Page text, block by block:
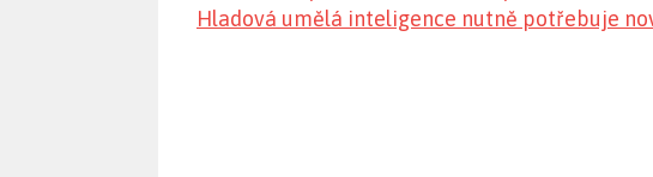
Hladová umělá inteligence nutně potřebuje